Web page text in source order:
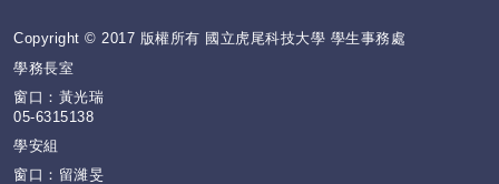
Copyright © 2017 版權所有 國立虎尾科技大學 學生事務處
學務長室
窗口：黃光瑞
05-6315138
學安組
窗口：留濰旻